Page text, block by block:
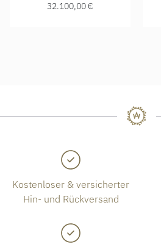
32.100,00 €
Kostenloser & versicherter
Hin- und Rückversand